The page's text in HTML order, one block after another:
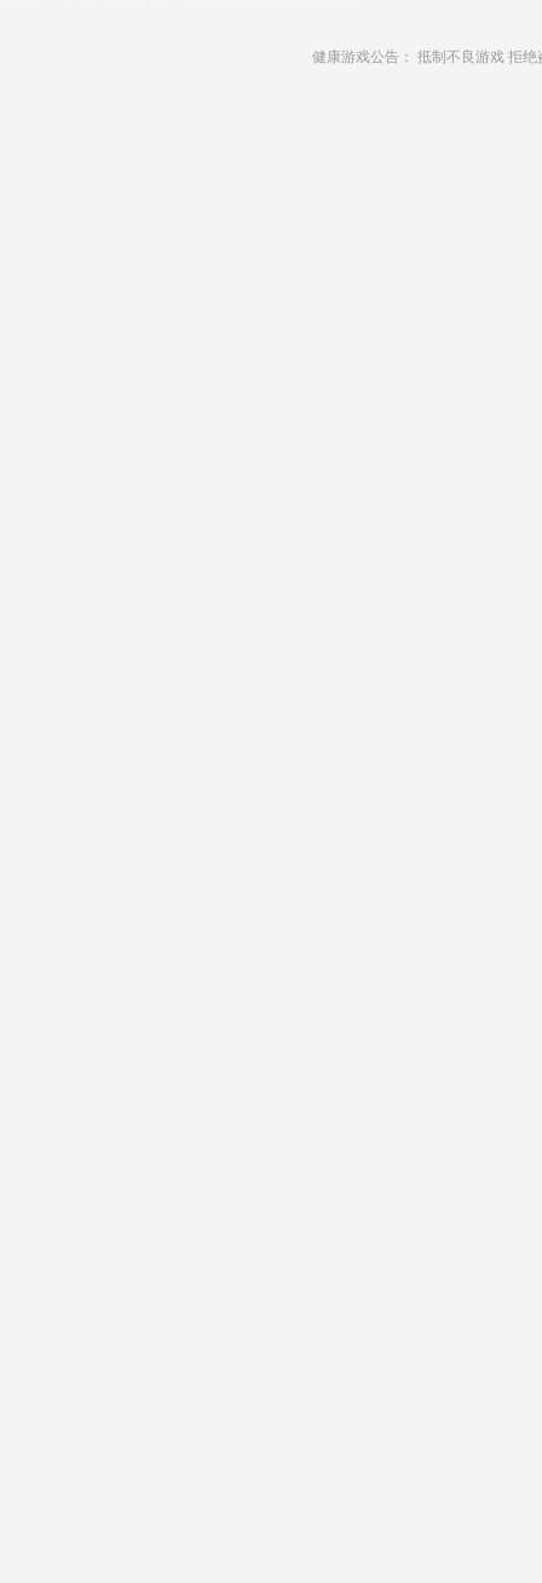
健康游戏公告： 抵制不良游戏 拒